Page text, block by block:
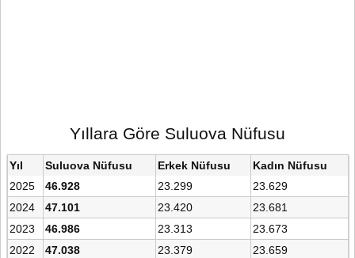
Yıllara Göre Suluova Nüfusu
Yıl Suluova Nüfusu Erkek Nüfusu
Kadın Nüfusu
2025
46.928 23.299
23.629
2024
47.101 23.420
23.681
2023
46.986 23.313
23.673
2022
47.038 23.379
23.659